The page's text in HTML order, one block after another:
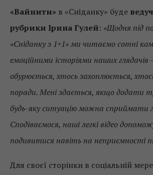
«Вайнити» в «Сніданку» буде
рубрики Ірина Гулей: «Щодня під
«Сніданку з 1+1» ми читаємо сотні
емоційними історіями наших глядачів
обурюється, хтось захоплюється,
поради. Мені здається, якщо додати
будь-яку ситуацію можна сприймати
Сподіваємося, наші легкі відео
подивитися навіть на неприємності
Для своєї сторінки в соціальній